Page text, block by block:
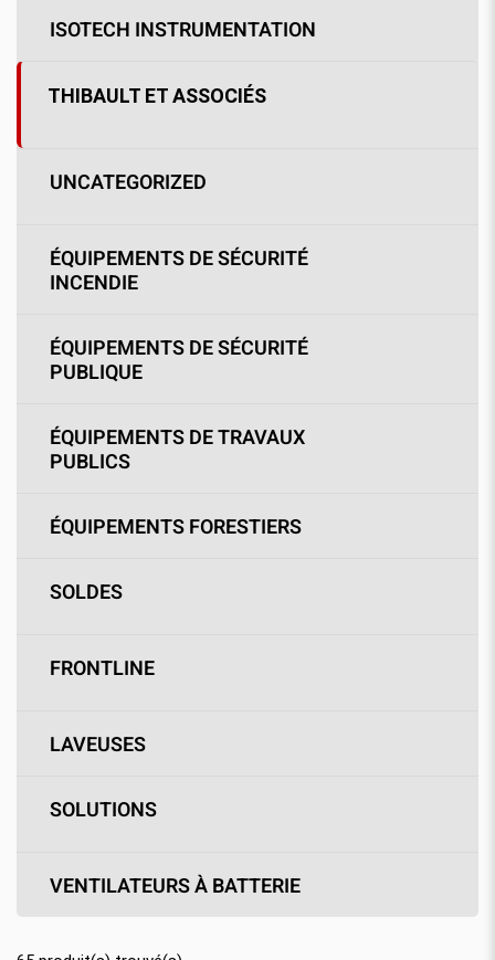
ISOTECH INSTRUMENTATION
THIBAULT ET ASSOCIÉS
UNCATEGORIZED
ÉQUIPEMENTS DE SÉCURITÉ
INCENDIE
ÉQUIPEMENTS DE SÉCURITÉ
PUBLIQUE
ÉQUIPEMENTS DE TRAVAUX
PUBLICS
ÉQUIPEMENTS FORESTIERS
SOLDES
FRONTLINE
LAVEUSES
SOLUTIONS
VENTILATEURS À BATTERIE